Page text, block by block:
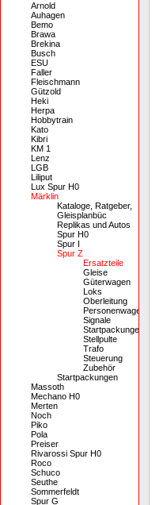
Arnold
Auhagen
Bemo
Brawa
Brekina
Busch
ESU
Faller
Fleischmann
Gützold
Heki
Herpa
Hobbytrain
Kato
Kibri
KM 1
Lenz
LGB
Liliput
Lux Spur H0
Märklin
Kataloge, Ratgeber,
Gleisplanbüc
Replikas und Autos
Spur H0
Spur I
Spur Z
Ersatzteile
Gleise
Güterwagen
Loks
Oberleitung
Personenwagen
Signale
Startpackungen
Stellpulte
Trafo
Steuerung
Zubehör
Startpackungen
Massoth
Mechano H0
Merten
Noch
Piko
Pola
Preiser
Rivarossi Spur H0
Roco
Schuco
Seuthe
Sommerfeldt
Spur G